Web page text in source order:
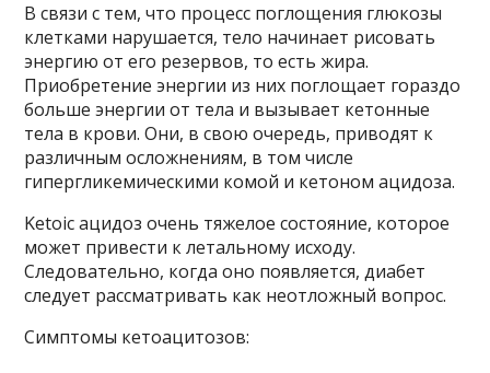
В связи с тем, что процесс поглощения глюкозы
клетками нарушается, тело начинает рисовать
энергию от его резервов, то есть жира.
Приобретение энергии из них поглощает гораздо
больше энергии от тела и вызывает кетонные
тела в крови. Они, в свою очередь, приводят к
различным осложнениям, в том числе
гипергликемическими комой и кетоном ацидоза.
Ketoic ацидоз очень тяжелое состояние, которое
может привести к летальному исходу.
Следовательно, когда оно появляется, диабет
следует рассматривать как неотложный вопрос.
Симптомы кетоацитозов: